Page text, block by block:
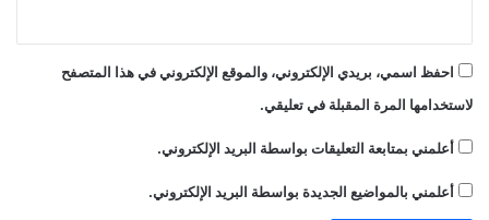
احفظ اسمي، بريدي الإلكتروني، والموقع الإلكتروني في هذا المتصفح
لاستخدامها المرة المقبلة في تعليقي.
أعلمني بمتابعة التعليقات بواسطة البريد الإلكتروني.
أعلمني بالمواضيع الجديدة بواسطة البريد الإلكتروني.